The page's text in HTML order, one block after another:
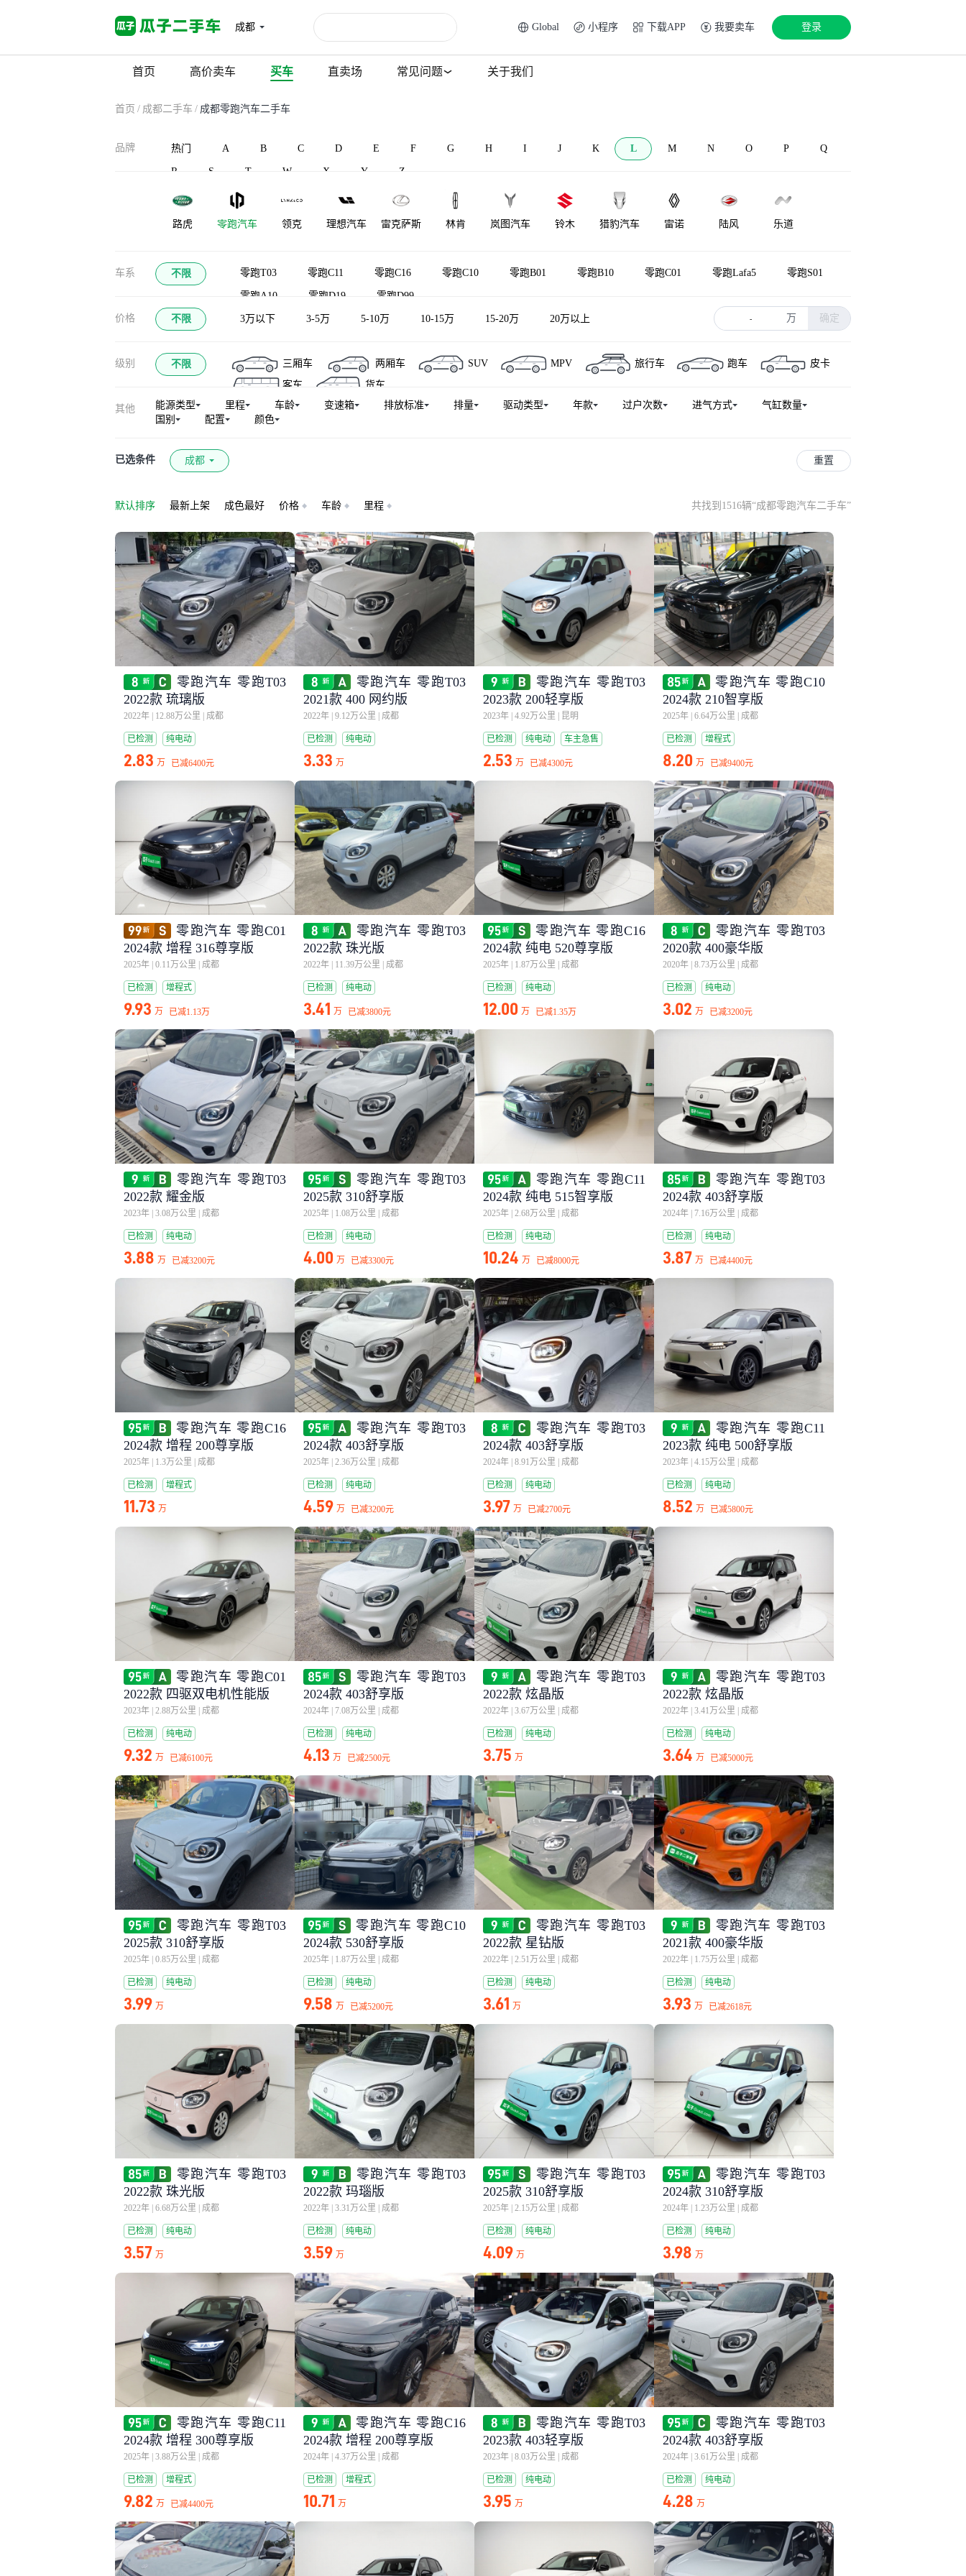
成都 Global 小程序 下载APP 我要卖车 登录
首页 高价卖车 买车 直卖场 常见问题 关于我们
首页 / 成都二手车 / 成都零跑汽车二手车
品牌 热门 A B C D E F G H I J K L M N O P Q
R S T W X Y Z
路虎 零跑汽车 领克 理想汽车 雷克萨斯 林肯 岚图汽车 铃木 猎豹汽车 雷诺 陆风 乐道
凌宝汽车 蓝电 莲花跑车 菱势汽车 理念 莲花汽车 力帆汽车 雷达汽车 LEVC 兰博基尼 Lorinser
龙程汽车
MOTORS
车系 不限 零跑T03 零跑C11 零跑C16 零跑C10 零跑B01 零跑B10 零跑C01 零跑Lafa5 零跑S01
零跑A10 零跑D19 零跑D99
价格 不限 3万以下 3-5万 5-10万 10-15万 15-20万 20万以上 - 万 确定
级别 不限 三厢车 两厢车 SUV MPV 旅行车 跑车
皮卡
客车
货车
其他 能源类型 里程 车龄 变速箱 排放标准 排量 驱动类型 年款 过户次数 进气方式
气缸数量
国别
配置 颜色
已选条件 成都 重置
默认排序 最新上架 成色最好 价格 车龄 里程 共找到1516辆“成都零跑汽车二手车”
零跑汽车 零跑T03
2022款 琉璃版
2022年 12.88万公里 成都
已检测 纯电动
2.83 万 已减6400元
零跑汽车 零跑T03
2021款 400 网约版
2022年 9.12万公里 成都
已检测 纯电动
3.33 万
零跑汽车 零跑T03
2023款 200轻享版
2023年 4.92万公里 昆明
已检测 纯电动 车主急售
2.53 万 已减4300元
零跑汽车 零跑C10
2024款 210智享版
2025年 6.64万公里 成都
已检测 增程式
8.20 万 已减9400元
零跑汽车 零跑C01
2024款 增程 316尊享版
2025年 0.11万公里 成都
已检测 增程式
9.93 万 已减1.13万
零跑汽车 零跑T03
2022款 珠光版
2022年 11.39万公里 成都
已检测 纯电动
3.41 万 已减3800元
零跑汽车 零跑C16
2024款 纯电 520尊享版
2025年 1.87万公里 成都
已检测 纯电动
12.00 万 已减1.35万
零跑汽车 零跑T03
2020款 400豪华版
2020年 8.73万公里 成都
已检测 纯电动
3.02 万 已减3200元
零跑汽车 零跑T03
2022款 耀金版
2023年 3.08万公里 成都
已检测 纯电动
3.88 万 已减3200元
零跑汽车 零跑T03
2025款 310舒享版
2025年 1.08万公里 成都
已检测 纯电动
4.00 万 已减3300元
零跑汽车 零跑C11
2024款 纯电 515智享版
2025年 2.68万公里 成都
已检测 纯电动
10.24 万 已减8000元
零跑汽车 零跑T03
2024款 403舒享版
2024年 7.16万公里 成都
已检测 纯电动
3.87 万 已减4400元
零跑汽车 零跑C16
2024款 增程 200尊享版
2025年 1.3万公里 成都
已检测 增程式
11.73 万
零跑汽车 零跑T03
2024款 403舒享版
2025年 2.36万公里 成都
已检测 纯电动
4.59 万 已减3200元
零跑汽车 零跑T03
2024款 403舒享版
2024年 8.91万公里 成都
已检测 纯电动
3.97 万 已减2700元
零跑汽车 零跑C11
2023款 纯电 500舒享版
2023年 4.15万公里 成都
已检测 纯电动
8.52 万 已减5800元
零跑汽车 零跑C01
2022款 四驱双电机性能版
2023年 2.88万公里 成都
已检测 纯电动
9.32 万 已减6100元
零跑汽车 零跑T03
2024款 403舒享版
2024年 7.08万公里 成都
已检测 纯电动
4.13 万 已减2500元
零跑汽车 零跑T03
2022款 炫晶版
2022年 3.67万公里 成都
已检测 纯电动
3.75 万
零跑汽车 零跑T03
2022款 炫晶版
2022年 3.41万公里 成都
已检测 纯电动
3.64 万 已减5000元
零跑汽车 零跑T03
2025款 310舒享版
2025年 0.85万公里 成都
已检测 纯电动
3.99 万
零跑汽车 零跑C10
2024款 530舒享版
2025年 1.87万公里 成都
已检测 纯电动
9.58 万 已减5200元
零跑汽车 零跑T03
2022款 星钻版
2022年 2.51万公里 成都
已检测 纯电动
3.61 万
零跑汽车 零跑T03
2021款 400豪华版
2022年 1.75万公里 成都
已检测 纯电动
3.93 万 已减2618元
零跑汽车 零跑T03
2022款 珠光版
2022年 6.68万公里 成都
已检测 纯电动
3.57 万
零跑汽车 零跑T03
2022款 玛瑙版
2022年 3.31万公里 成都
已检测 纯电动
3.59 万
零跑汽车 零跑T03
2025款 310舒享版
2025年 2.15万公里 成都
已检测 纯电动
4.09 万
零跑汽车 零跑T03
2024款 310舒享版
2024年 1.23万公里 成都
已检测 纯电动
3.98 万
零跑汽车 零跑C11
2024款 增程 300尊享版
2025年 3.88万公里 成都
已检测 增程式
9.82 万 已减4400元
零跑汽车 零跑C16
2024款 增程 200尊享版
2024年 4.37万公里 成都
已检测 增程式
10.71 万
零跑汽车 零跑T03
2023款 403轻享版
2023年 8.03万公里 成都
已检测 纯电动
3.95 万
零跑汽车 零跑T03
2024款 403舒享版
2024年 3.61万公里 成都
已检测 纯电动
4.28 万